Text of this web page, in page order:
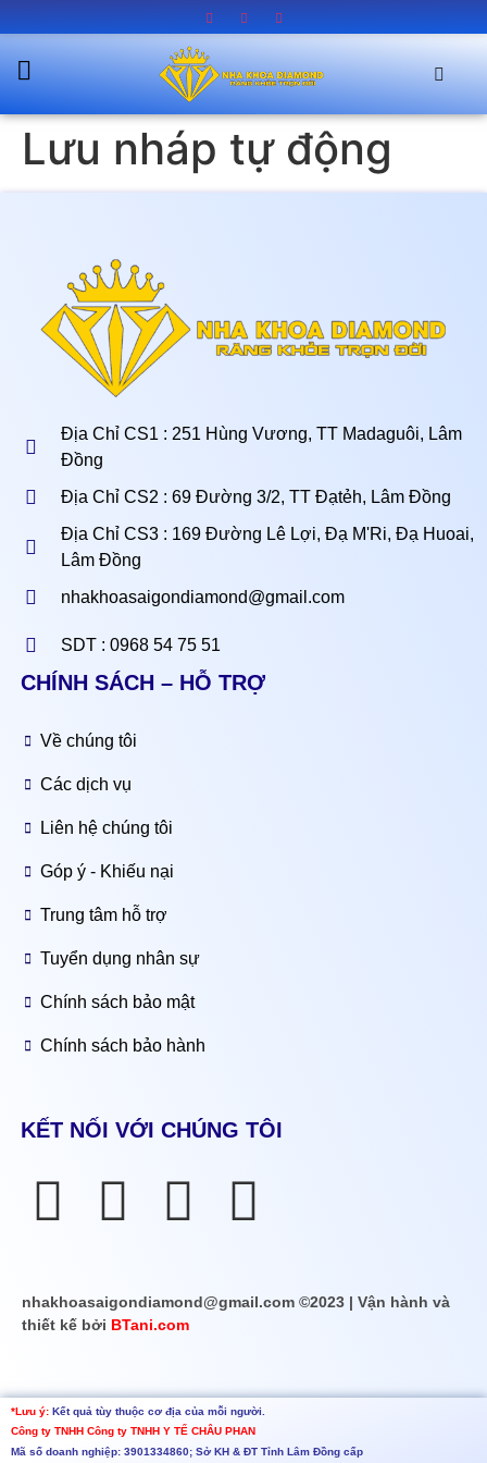
Lưu nháp tự động
Địa Chỉ CS1 : 251 Hùng Vương, TT Madaguôi, Lâm
Đồng
Địa Chỉ CS2 : 69 Đường 3/2, TT Đạtẻh, Lâm Đồng
Địa Chỉ CS3 : 169 Đường Lê Lợi, Đạ M'Ri, Đạ Huoai,
Lâm Đồng
nhakhoasaigondiamond@gmail.com
SDT : 0968 54 75 51
CHÍNH SÁCH – HỖ TRỢ
Về chúng tôi
Các dịch vụ
Liên hệ chúng tôi
Góp ý - Khiếu nại
Trung tâm hỗ trợ
Tuyển dụng nhân sự
Chính sách bảo mật
Chính sách bảo hành
KẾT NỐI VỚI CHÚNG TÔI
nhakhoasaigondiamond@gmail.com ©2023 | Vận hành và
thiết kế bởi BTani.com
*Lưu ý: Kết quả tùy thuộc cơ địa của mỗi người.
Công ty TNHH Công ty TNHH Y TẾ CHÂU PHAN
Mã số doanh nghiệp: 3901334860; Sở KH & ĐT Tỉnh Lâm Đồng cấp